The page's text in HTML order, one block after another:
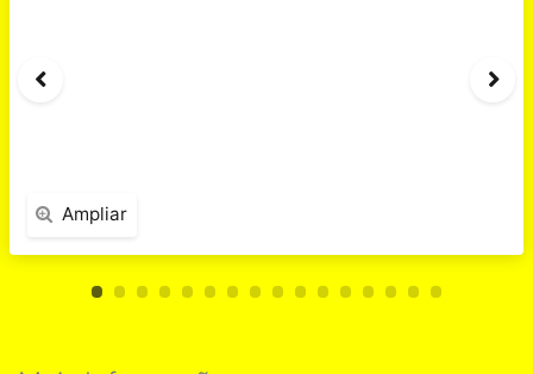
Ampliar